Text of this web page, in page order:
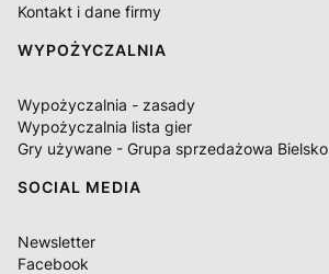
Kontakt i dane firmy
WYPOŻYCZALNIA
Wypożyczalnia - zasady
Wypożyczalnia lista gier
Gry używane - Grupa sprzedażowa Bielsko
SOCIAL MEDIA
Newsletter
Facebook